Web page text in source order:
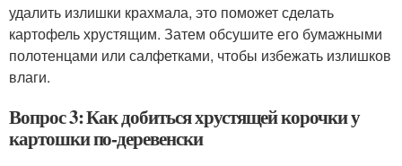
удалить излишки крахмала, это поможет сделать
картофель хрустящим. Затем обсушите его бумажными
полотенцами или салфетками, чтобы избежать излишков
влаги.
Вопрос 3: Как добиться хрустящей корочки у
картошки по-деревенски